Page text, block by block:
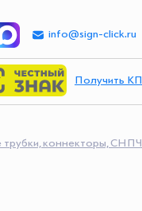
info@sign-click.ru
Получить КП
трубки, коннекторы, СНПЧ